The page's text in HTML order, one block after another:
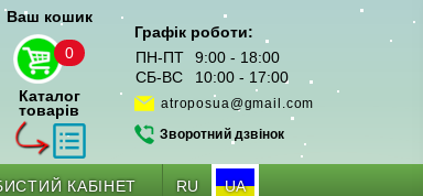
Ваш кошик
0
Каталог
товарів
Графік роботи:
ПН-ПТ
9:00 - 18:00
СБ-ВС
10:00 - 17:00
atroposua@gmail.com
Зворотний дзвінок
КАБІНЕТ RU UA